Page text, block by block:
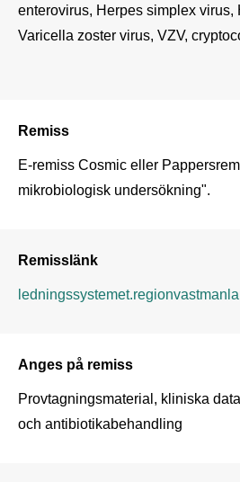
enterovirus, Herpes simplex virus,
Varicella zoster virus, VZV,
Remiss
E-remiss Cosmic eller
mikrobiologisk undersökning".
Remisslänk
Anges på remiss
Provtagningsmaterial, kliniska
och antibiotikabehandling